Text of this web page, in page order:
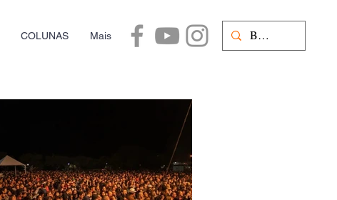
COLUNAS Mais